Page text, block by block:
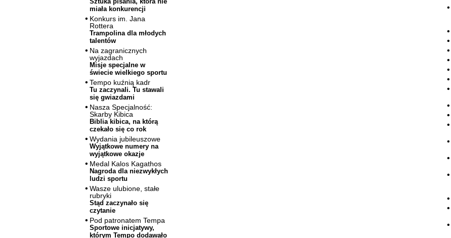
miała konkurencji
Konkurs im. Jana
Rottera
Trampolina dla młodych
talentów
Na zagranicznych
wyjazdach
Misje specjalne w
świecie wielkiego sportu
Tempo kuźnią kadr
Tu zaczynali. Tu stawali
się gwiazdami
Nasza Specjalność:
Skarby Kibica
Biblia kibica, na którą
czekało się co rok
Wydania jubileuszowe
Wyjątkowe numery na
wyjątkowe okazje
Medal Kalos Kagathos
Nagroda dla niezwykłych
ludzi sportu
Wasze ulubione, stałe
rubryki
Stąd zaczynało się
czytanie
Pod patronatem Tempa
Sportowe inicjatywy,
którym Tempo dodawało